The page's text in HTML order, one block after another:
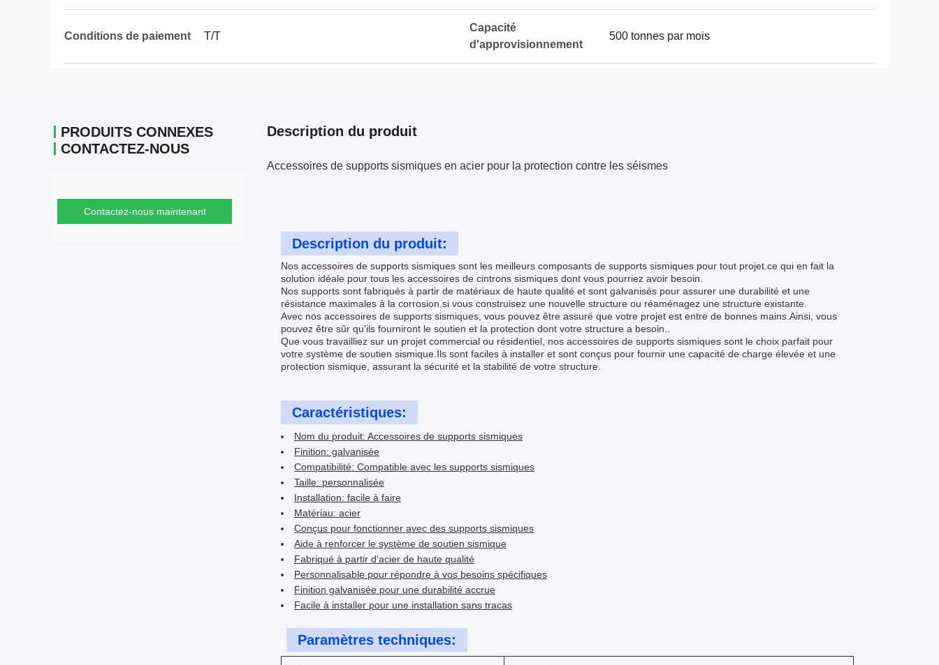
Conditions de paiement T/T
Capacité
d'approvisionnement
500 tonnes par mois
PRODUITS CONNEXES
CONTACTEZ-NOUS
Contactez-nous maintenant
Description du produit
Accessoires de supports sismiques en acier pour la protection contre les séismes
Description du produit:
Nos accessoires de supports sismiques sont les meilleurs composants de supports sismiques pour tout projet.ce qui en fait la
solution idéale pour tous les accessoires de cintrons sismiques dont vous pourriez avoir besoin.
Nos supports sont fabriqués à partir de matériaux de haute qualité et sont galvanisés pour assurer une durabilité et une
résistance maximales à la corrosion.si vous construisez une nouvelle structure ou réaménagez une structure existante.
Avec nos accessoires de supports sismiques, vous pouvez être assuré que votre projet est entre de bonnes mains.Ainsi, vous
pouvez être sûr qu'ils fourniront le soutien et la protection dont votre structure a besoin..
Que vous travailliez sur un projet commercial ou résidentiel, nos accessoires de supports sismiques sont le choix parfait pour
votre système de soutien sismique.Ils sont faciles à installer et sont conçus pour fournir une capacité de charge élevée et une
protection sismique, assurant la sécurité et la stabilité de votre structure.
Caractéristiques:
Nom du produit: Accessoires de supports sismiques
Finition: galvanisée
Compatibilité: Compatible avec les supports sismiques
Taille: personnalisée
Installation: facile à faire
Matériau: acier
Conçus pour fonctionner avec des supports sismiques
Aide à renforcer le système de soutien sismique
Fabriqué à partir d'acier de haute qualité
Personnalisable pour répondre à vos besoins spécifiques
Finition galvanisée pour une durabilité accrue
Facile à installer pour une installation sans tracas
Paramètres techniques: